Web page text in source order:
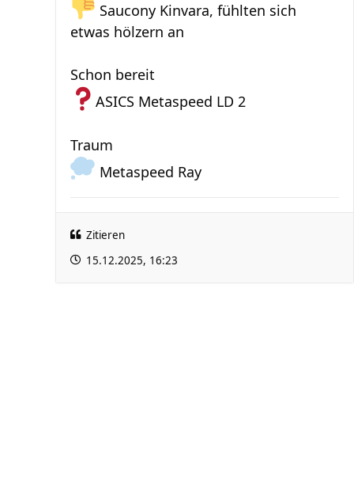
Saucony Kinvara, fühlten sich
etwas hölzern an
Schon bereit
ASICS Metaspeed LD 2
Traum
Metaspeed Ray
Zitieren
15.12.2025, 16:23